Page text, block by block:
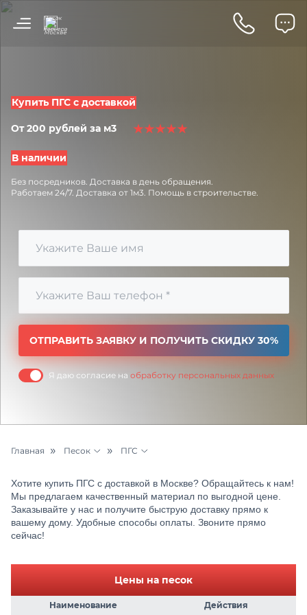
Песок
с
карьера
в
Москве
Купить ПГС с доставкой
От 200 рублей за м3
В наличии
Без посредников. Доставка в день обращения.
Работаем 24/7. Доставка от 1м3. Помощь в строительстве.
ОТПРАВИТЬ ЗАЯВКУ И ПОЛУЧИТЬ СКИДКУ 30%
Я даю согласие на обработку персональных данных
Главная
Песок
Цементный раствор
Щебень
ПГС
Песок карьерный намывной
Песок карьерный
Намывной песок
Хотите купить ПГС с доставкой в Москве? Обращайтесь к нам!
Мы предлагаем качественный материал по выгодной цене.
Заказывайте у нас и получите быструю доставку прямо к
вашему дому. Удобные способы оплаты. Звоните прямо
сейчас!
Цены на песок
Наименование Действия